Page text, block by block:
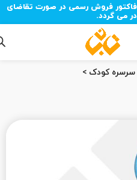
فاکتور فروش رسمی در صورت تقاضای
می گردد.
سرسره کودک